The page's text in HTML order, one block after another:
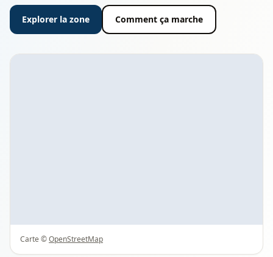
Explorer la zone Comment ça marche
Carte ©OpenStreetMap